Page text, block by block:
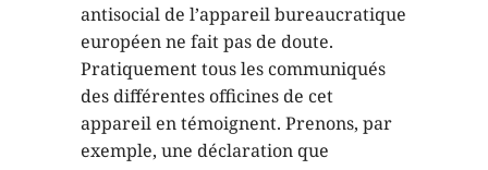
antisocial de l’appareil bureaucratique
européen ne fait pas de doute.
Pratiquement tous les communiqués
des différentes officines de cet
appareil en témoignent. Prenons, par
exemple, une déclaration que